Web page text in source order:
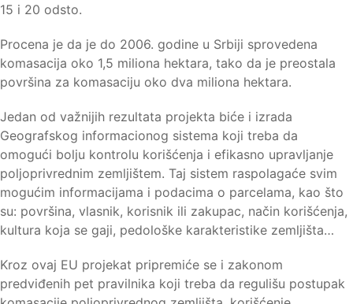
15 i 20 odsto.
Procena je da je do 2006. godine u Srbiji sprovedena
komasacija oko 1,5 miliona hektara, tako da je preostala
površina za komasaciju oko dva miliona hektara.
Jedan od važnijih rezultata projekta biće i izrada
Geografskog informacionog sistema koji treba da
omogući bolju kontrolu korišćenja i efikasno upravljanje
poljoprivrednim zemljištem. Taj sistem raspolagaće svim
mogućim informacijama i podacima o parcelama, kao što
su: površina, vlasnik, korisnik ili zakupac, način korišćenja,
kultura koja se gaji, pedološke karakteristike zemljišta…
Kroz ovaj EU projekat pripremiće se i zakonom
predviđenih pet pravilnika koji treba da regulišu postupak